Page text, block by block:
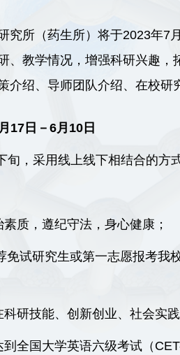
究所（药生所）将于2023年
、教学情况，增强科研兴趣
介绍、导师团队介绍、在校研
17日－6月10日
旬，采用线上线下相结合的方
质，遵纪守法，身心健康；
免试研究生或第一志愿报考
研技能、创新创业、社会实
全国大学英语六级考试（